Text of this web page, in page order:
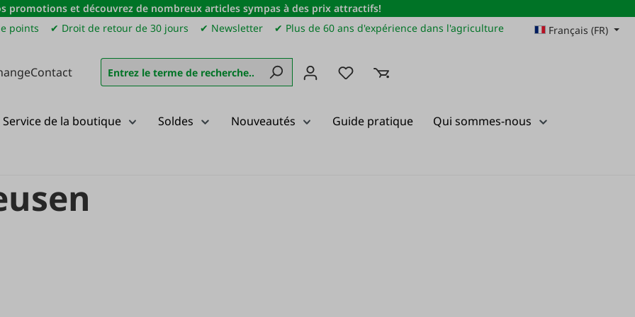
promotions et découvrez de nombreux articles sympas à des prix attractifs!
points ✔ Droit de retour de 30 jours ✔ Newsletter ✔ Plus de 60 ans d'expérience dans l'agriculture Français (FR)
Contact Vous avez 0 articles dans votre liste de souhaits
Service de la boutique Soldes Nouveautés Guide pratique Qui sommes-nous